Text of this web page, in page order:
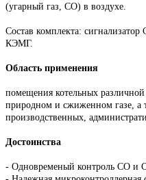
(угарный газ, CO) в воздухе.
Состав комплекта:
КЭМГ.
Область применения
помещения котельных
природном и сжиженном газе, а
производственных,
Достоинства
- Одновременый контроль СО и